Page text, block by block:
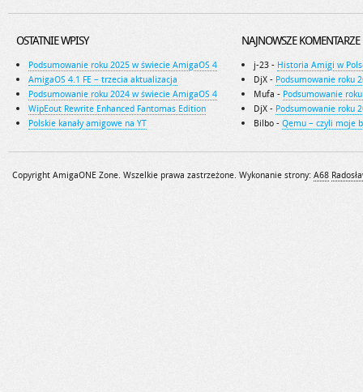
OSTATNIE WPISY
Podsumowanie roku 2025 w świecie AmigaOS 4
AmigaOS 4.1 FE – trzecia aktualizacja
Podsumowanie roku 2024 w świecie AmigaOS 4
WipEout Rewrite Enhanced Fantomas Edition
Polskie kanały amigowe na YT
NAJNOWSZE KOMENTARZE
j-23 - Historia Amigi w
DjX - Podsumowanie roku
Mufa - Podsumowanie
DjX - Podsumowanie roku
Bilbo - Qemu – czyli moje
Copyright AmigaONE Zone. Wszelkie prawa zastrzeżone. Wykonanie strony: A68